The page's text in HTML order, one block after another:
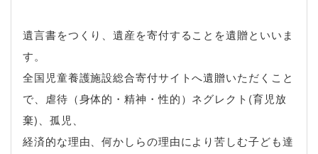
遺言書をつくり、遺産を寄付することを遺贈といいま
す。
全国児童養護施設総合寄付サイトへ遺贈いただくこと
で、虐待（身体的・精神・性的）ネグレクト(育児放
棄)、孤児、
経済的な理由、何かしらの理由により苦しむ子ども達